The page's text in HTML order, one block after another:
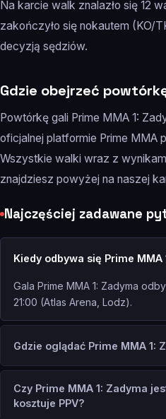
Na karcie walk znalazło się 12
zakończyło się nokautem (KO/
decyzją sędziów.
Gdzie obejrzeć
Powtórkę gali Prime MMA 1:
oficjalnej platformie Prime MMA
Wszystkie walki wraz z
znajdziesz powyżej na naszej
Najczęściej zadawane
Kiedy odbywa się Prime MMA
Gala Prime MMA 1: Zadyma
21:00 (Atlas Arena, Lodz).
Gdzie oglądać Prime MMA 1:
Czy Prime MMA 1: Zadyma
kosztuje PPV?